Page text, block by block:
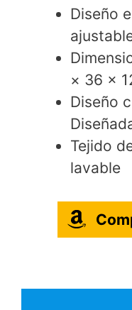
Diseño
× 36 ×
Diseño
Tejido
lavable